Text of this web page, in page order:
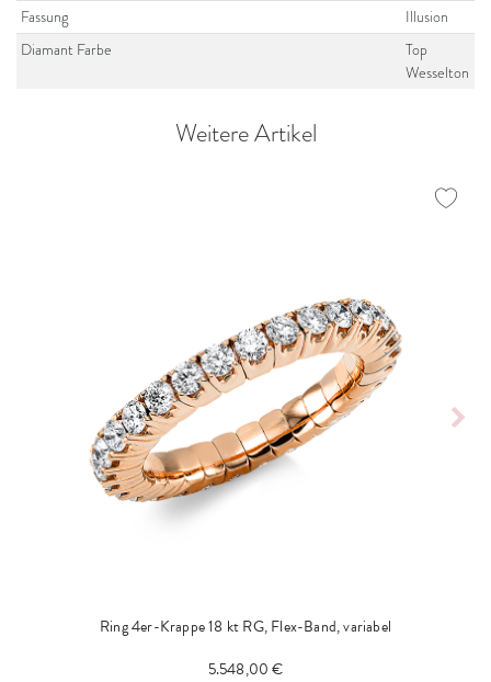
Fassung
Illusion
Diamant Farbe
Top
Wesselton
Weitere Artikel
Ring 4er-Krappe 18 kt RG, Flex-Band, variabel
5.548,00 €